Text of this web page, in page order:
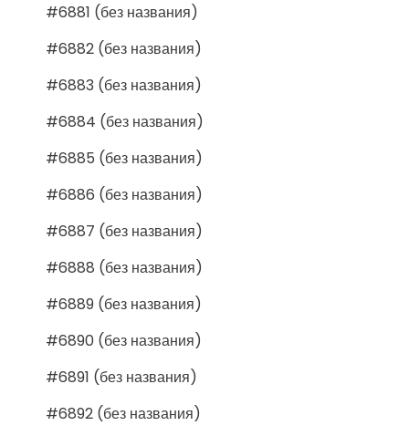
#6881 (без названия)
#6882 (без названия)
#6883 (без названия)
#6884 (без названия)
#6885 (без названия)
#6886 (без названия)
#6887 (без названия)
#6888 (без названия)
#6889 (без названия)
#6890 (без названия)
#6891 (без названия)
#6892 (без названия)